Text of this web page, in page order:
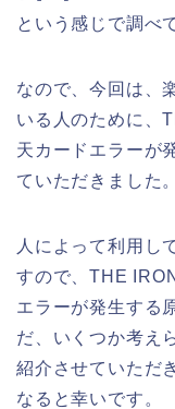
という感じで調べ
なので、今回は、
いる人のために、
天カードエラーが
ていただきました。
人によって利用し
すので、THE
エラーが発生する
だ、いくつか考え
紹介させていただ
なると幸いです。